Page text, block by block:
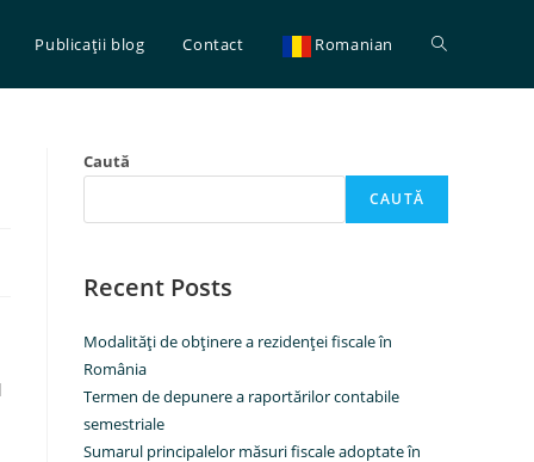
Publicaţii blog Contact Romanian Toggle
search
Caută
CAUTĂ
Recent Posts
Modalităţi de obţinere a rezidenţei fiscale în
România
Termen de depunere a raportărilor contabile
semestriale
Sumarul principalelor măsuri fiscale adoptate în